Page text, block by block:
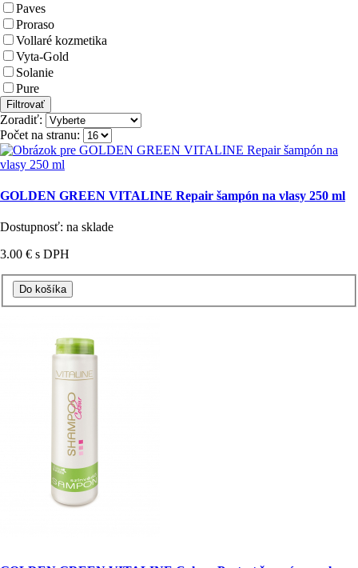
Paves
Proraso
Vollaré kozmetika
Vyta-Gold
Solanie
Pure
Zoradiť:
Počet na stranu:
GOLDEN GREEN VITALINE Repair šampón na vlasy 250 ml
Dostupnosť: na sklade
3.00 € s DPH